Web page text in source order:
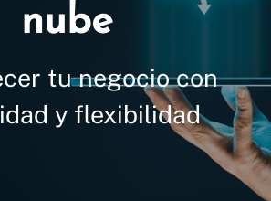
nube
tu negocio con
y flexibilidad